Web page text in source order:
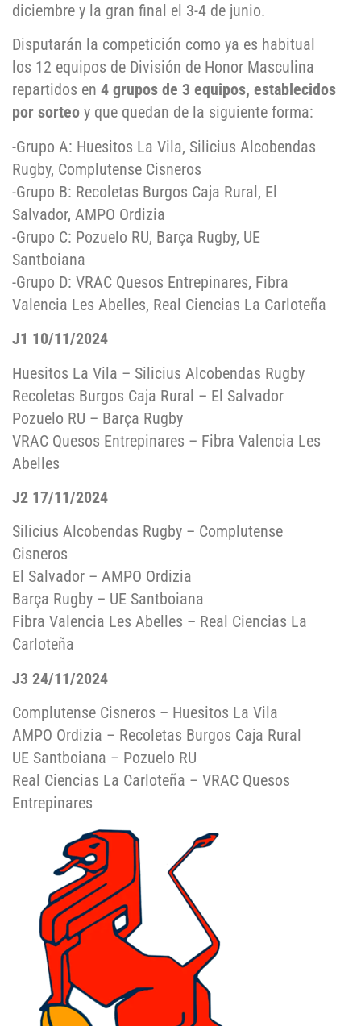
diciembre y la gran final el 3-4 de junio.
Disputarán la competición como ya es habitual
los 12 equipos de División de Honor Masculina
repartidos en 4 grupos de 3 equipos, establecidos
por sorteo y que quedan de la siguiente forma:
-Grupo A: Huesitos La Vila, Silicius Alcobendas
Rugby, Complutense Cisneros
-Grupo B: Recoletas Burgos Caja Rural, El
Salvador, AMPO Ordizia
-Grupo C: Pozuelo RU, Barça Rugby, UE
Santboiana
-Grupo D: VRAC Quesos Entrepinares, Fibra
Valencia Les Abelles, Real Ciencias La Carloteña
J1 10/11/2024
Huesitos La Vila – Silicius Alcobendas Rugby
Recoletas Burgos Caja Rural – El Salvador
Pozuelo RU – Barça Rugby
VRAC Quesos Entrepinares – Fibra Valencia Les
Abelles
J2 17/11/2024
Silicius Alcobendas Rugby – Complutense
Cisneros
El Salvador – AMPO Ordizia
Barça Rugby – UE Santboiana
Fibra Valencia Les Abelles – Real Ciencias La
Carloteña
J3 24/11/2024
Complutense Cisneros – Huesitos La Vila
AMPO Ordizia – Recoletas Burgos Caja Rural
UE Santboiana – Pozuelo RU
Real Ciencias La Carloteña – VRAC Quesos
Entrepinares